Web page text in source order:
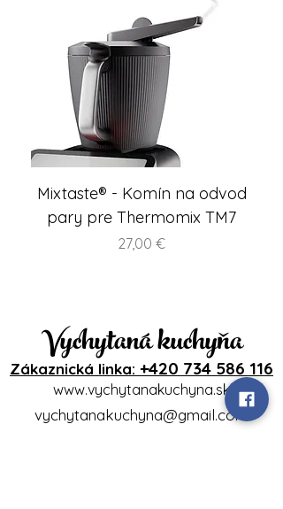
Mixtaste® - Komín na odvod
pary pre Thermomix TM7
Cena
27,00 €
Vychytaná kuchyňa
Zákaznická linka: +420 734 586 116
www.vychytanakuchyna.sk
vychytanakuchyna@gmail.com